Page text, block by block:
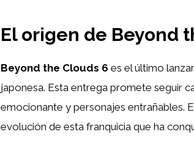
El origen de Beyond
Beyond the Clouds 6 es el último
japonesa. Esta entrega promete seguir
emocionante y personajes entrañables.
evolución de esta franquicia que ha